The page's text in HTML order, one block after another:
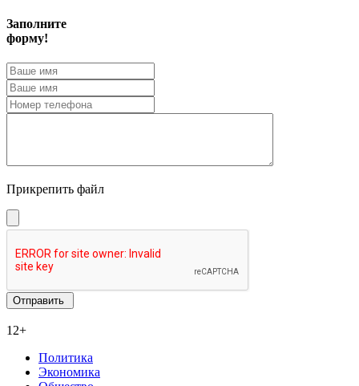
Заполните
форму!
Прикрепить файл
12+
Политика
Экономика